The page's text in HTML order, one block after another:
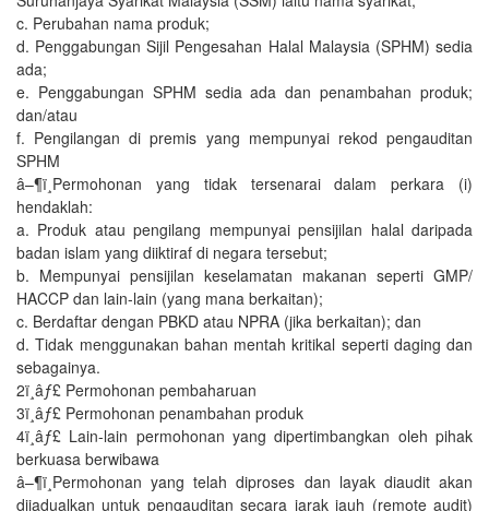
c. Perubahan nama produk;
d. Penggabungan Sijil Pengesahan Halal Malaysia (SPHM) sedia
ada;
e. Penggabungan SPHM sedia ada dan penambahan produk;
dan/atau
f. Pengilangan di premis yang mempunyai rekod pengauditan
SPHM
â–¶ï¸Permohonan yang tidak tersenarai dalam perkara (i)
hendaklah:
a. Produk atau pengilang mempunyai pensijilan halal daripada
badan islam yang diiktiraf di negara tersebut;
b. Mempunyai pensijilan keselamatan makanan seperti GMP/
HACCP dan lain-lain (yang mana berkaitan);
c. Berdaftar dengan PBKD atau NPRA (jika berkaitan); dan
d. Tidak menggunakan bahan mentah kritikal seperti daging dan
sebagainya.
2ï¸âƒ£ Permohonan pembaharuan
3ï¸âƒ£ Permohonan penambahan produk
4ï¸âƒ£ Lain-lain permohonan yang dipertimbangkan oleh pihak
berkuasa berwibawa
â–¶ï¸Permohonan yang telah diproses dan layak diaudit akan
dijadualkan untuk pengauditan secara jarak jauh (remote audit)